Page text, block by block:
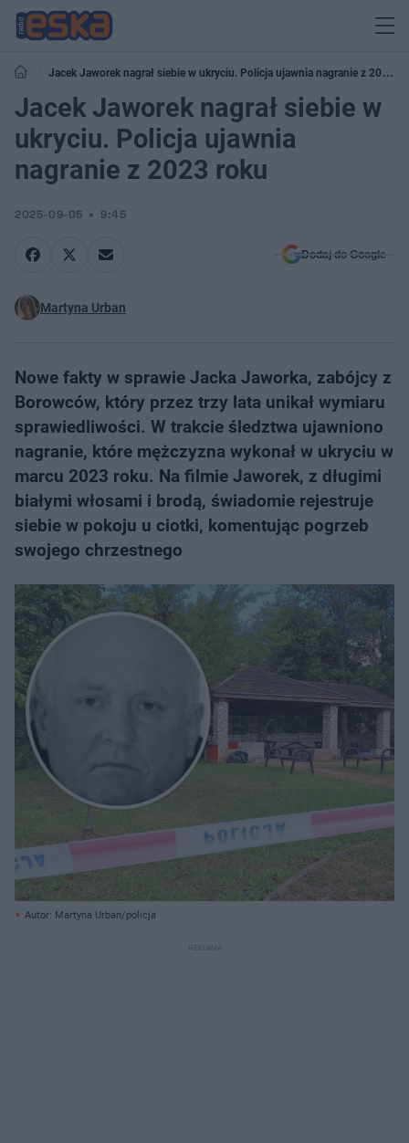
Jacek Jaworek nagrał siebie w ukryciu. Policja ujawnia nagranie z 2023
roku
Jacek Jaworek nagrał siebie w
ukryciu. Policja ujawnia
nagranie z 2023 roku
2025-09-05 9:45
Dodaj do Google
Martyna Urban
Nowe fakty w sprawie Jacka Jaworka, zabójcy z
Borowców, który przez trzy lata unikał wymiaru
sprawiedliwości. W trakcie śledztwa ujawniono
nagranie, które mężczyzna wykonał w ukryciu w
marcu 2023 roku. Na filmie Jaworek, z długimi
białymi włosami i brodą, świadomie rejestruje
siebie w pokoju u ciotki, komentując pogrzeb
swojego chrzestnego
Autor: Martyna Urban/policja